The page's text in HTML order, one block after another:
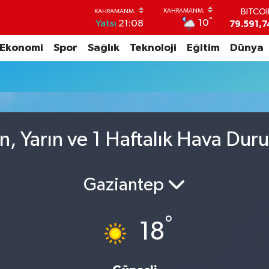
Yatsı 21:08 10°
45,43620
Ekonomi Spor Sağlık Teknoloji Eğitim Dünya
Yarın ve 1 Haftalık Hava
Gaziantep
18°